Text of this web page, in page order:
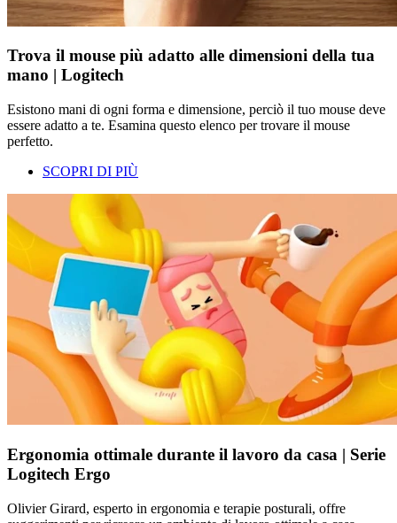
Trova il mouse più adatto alle dimensioni della tua
mano | Logitech
Esistono mani di ogni forma e dimensione, perciò il tuo mouse deve
essere adatto a te. Esamina questo elenco per trovare il mouse
perfetto.
SCOPRI DI PIÙ
Ergonomia ottimale durante il lavoro da casa | Serie
Logitech Ergo
Olivier Girard, esperto in ergonomia e terapie posturali, offre